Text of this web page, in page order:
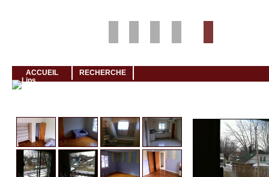
ACCUEIL RECHERCHE